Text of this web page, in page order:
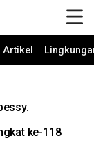
Artikel
ke-118